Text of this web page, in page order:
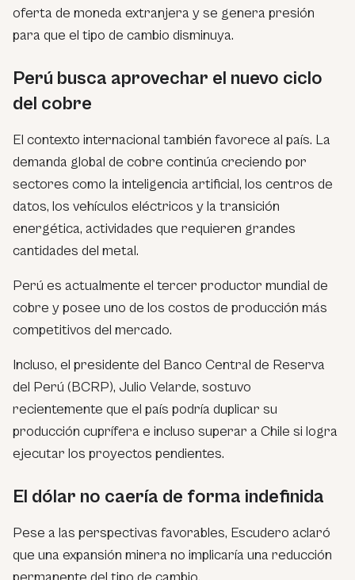
oferta de moneda extranjera y se genera presión
para que el tipo de cambio disminuya.
Perú busca aprovechar el nuevo ciclo
del cobre
El contexto internacional también favorece al país. La
demanda global de cobre continúa creciendo por
sectores como la inteligencia artificial, los centros de
datos, los vehículos eléctricos y la transición
energética, actividades que requieren grandes
cantidades del metal.
Perú es actualmente el tercer productor mundial de
cobre y posee uno de los costos de producción más
competitivos del mercado.
Incluso, el presidente del Banco Central de Reserva
del Perú (BCRP), Julio Velarde, sostuvo
recientemente que el país podría duplicar su
producción cuprífera e incluso superar a Chile si logra
ejecutar los proyectos pendientes.
El dólar no caería de forma indefinida
Pese a las perspectivas favorables, Escudero aclaró
que una expansión minera no implicaría una reducción